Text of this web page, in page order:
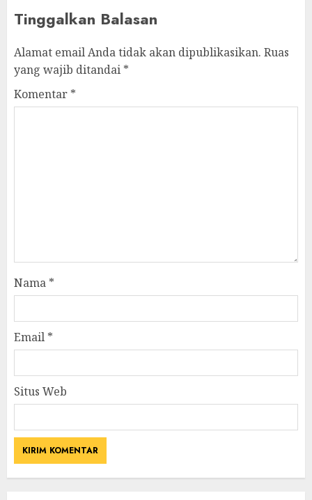
Tinggalkan Balasan
Alamat email Anda tidak akan dipublikasikan. Ruas
yang wajib ditandai *
Komentar *
Nama *
Email *
Situs Web